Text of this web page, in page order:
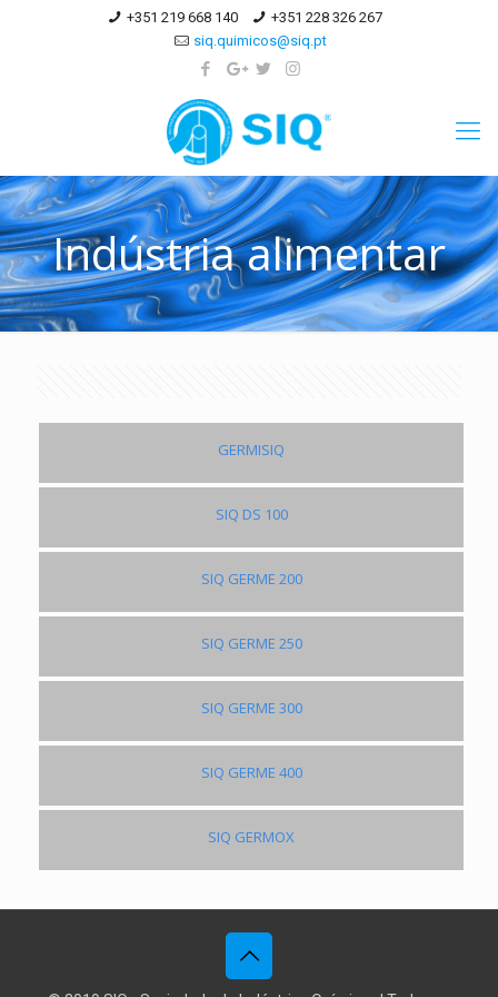
+351 219 668 140
+351 228 326 267
siq.quimicos@siq.pt
Indústria alimentar
GERMISIQ
SIQ DS 100
SIQ GERME 200
SIQ GERME 250
SIQ GERME 300
SIQ GERME 400
SIQ GERMOX